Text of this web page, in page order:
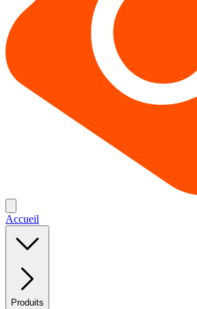
Accueil
Produits